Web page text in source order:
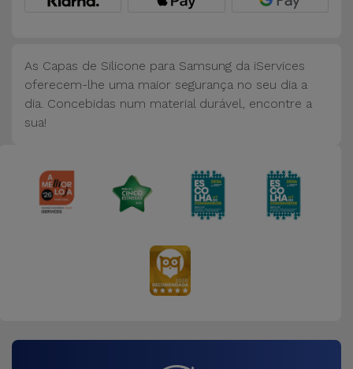
de
Computador
Acessórios
Kids
As Capas de Silicone para Samsung da iServices
oferecem-lhe uma maior segurança no seu dia a
dia. Concebidas num material durável, encontre a
sua!